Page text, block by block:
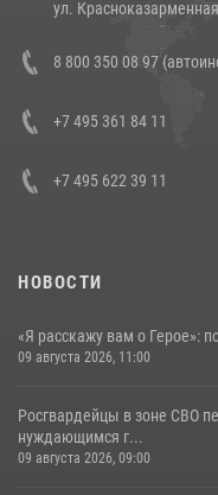
Состоялась рабочая
генерала армии Виктора
представителя
Кавказском федеральном
ул.
8 800 350 08 97
+7 495 361 84 11
+7 495 622 39 11
НОВОСТИ
«Я расскажу вам о Герое»:
09 августа 2026, 11:00
Росгвардейцы в зоне СВО
нуждающимся г...
09 августа 2026, 09:00